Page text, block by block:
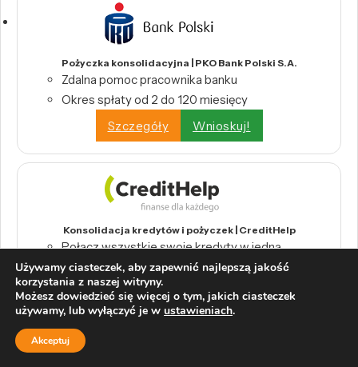
Pożyczka konsolidacyjna | PKO Bank Polski S.A.
Zdalna pomoc pracownika banku
Okres spłaty od 2 do 120 miesięcy
Szczegóły
Wnioskuj!
Konsolidacja kredytów i pożyczek | CreditHelp
Połącz wszystkie swoje kredyty w jedną,
wygodną ratę.
Odbierz swoje pieniądze z tytułu nadpłat
bankowych.
Wystarczy raport BIK, by skorzystać z
konsolidacji.
Używamy ciasteczek, aby zapewnić najlepszą jakość
korzystania z naszej witryny.
Możesz dowiedzieć się więcej o tym, jakich ciasteczek
używamy, lub wyłączyć je w ustawieniach.
Akceptuj